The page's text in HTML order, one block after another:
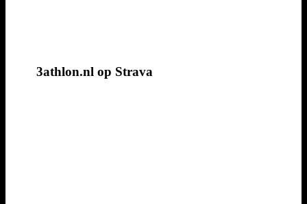
3athlon.nl op Strava